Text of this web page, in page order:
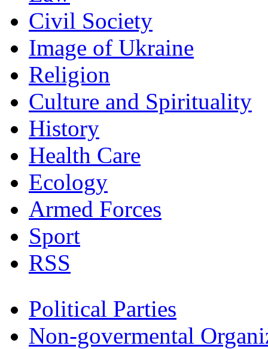
Civil Society
Image of Ukraine
Religion
Culture and Spirituality
History
Health Care
Ecology
Armed Forces
Sport
RSS
Political Parties
Non-govermental